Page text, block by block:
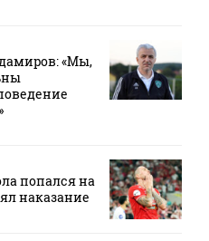
«Мы,
попался на
наказание